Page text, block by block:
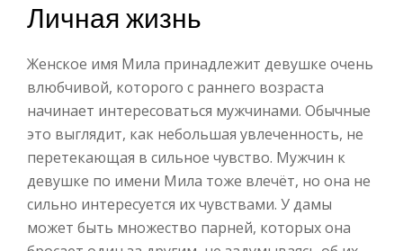
Личная жизнь
Женское имя Мила принадлежит девушке очень
влюбчивой, которого с раннего возраста
начинает интересоваться мужчинами. Обычные
это выглядит, как небольшая увлеченность, не
перетекающая в сильное чувство. Мужчин к
девушке по имени Мила тоже влечёт, но она не
сильно интересуется их чувствами. У дамы
может быть множество парней, которых она